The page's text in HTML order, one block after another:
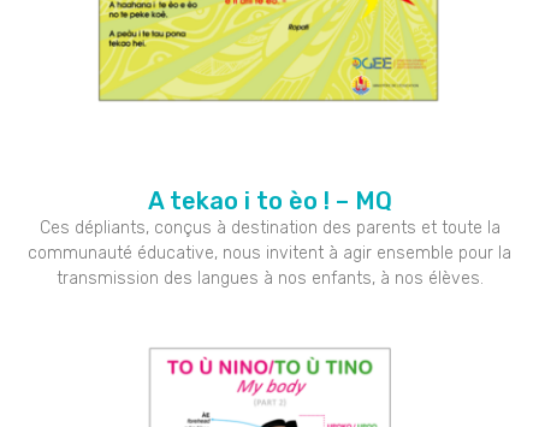
A tekao i to èo ! – MQ
Ces dépliants, conçus à destination des parents et toute la
communauté éducative, nous invitent à agir ensemble pour la
transmission des langues à nos enfants, à nos élèves.